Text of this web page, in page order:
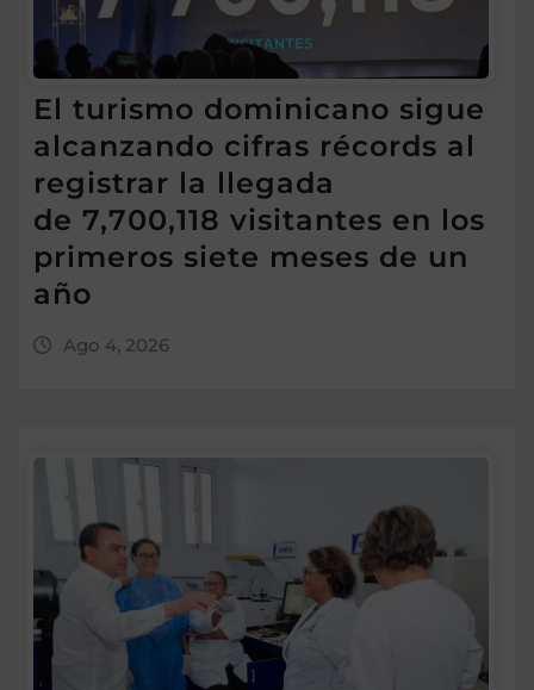
El turismo dominicano sigue
alcanzando cifras récords al
registrar la llegada
de 7,700,118 visitantes en los
primeros siete meses de un
año
Ago 4, 2026